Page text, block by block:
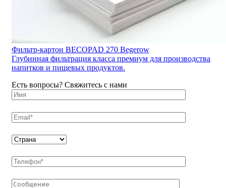
Фильтр-картон BECOPAD 270 Begerow
Глубинная фильтрация класса премиум для производства
напитков и пищевых продуктов.
Есть вопросы? Свяжитесь с нами